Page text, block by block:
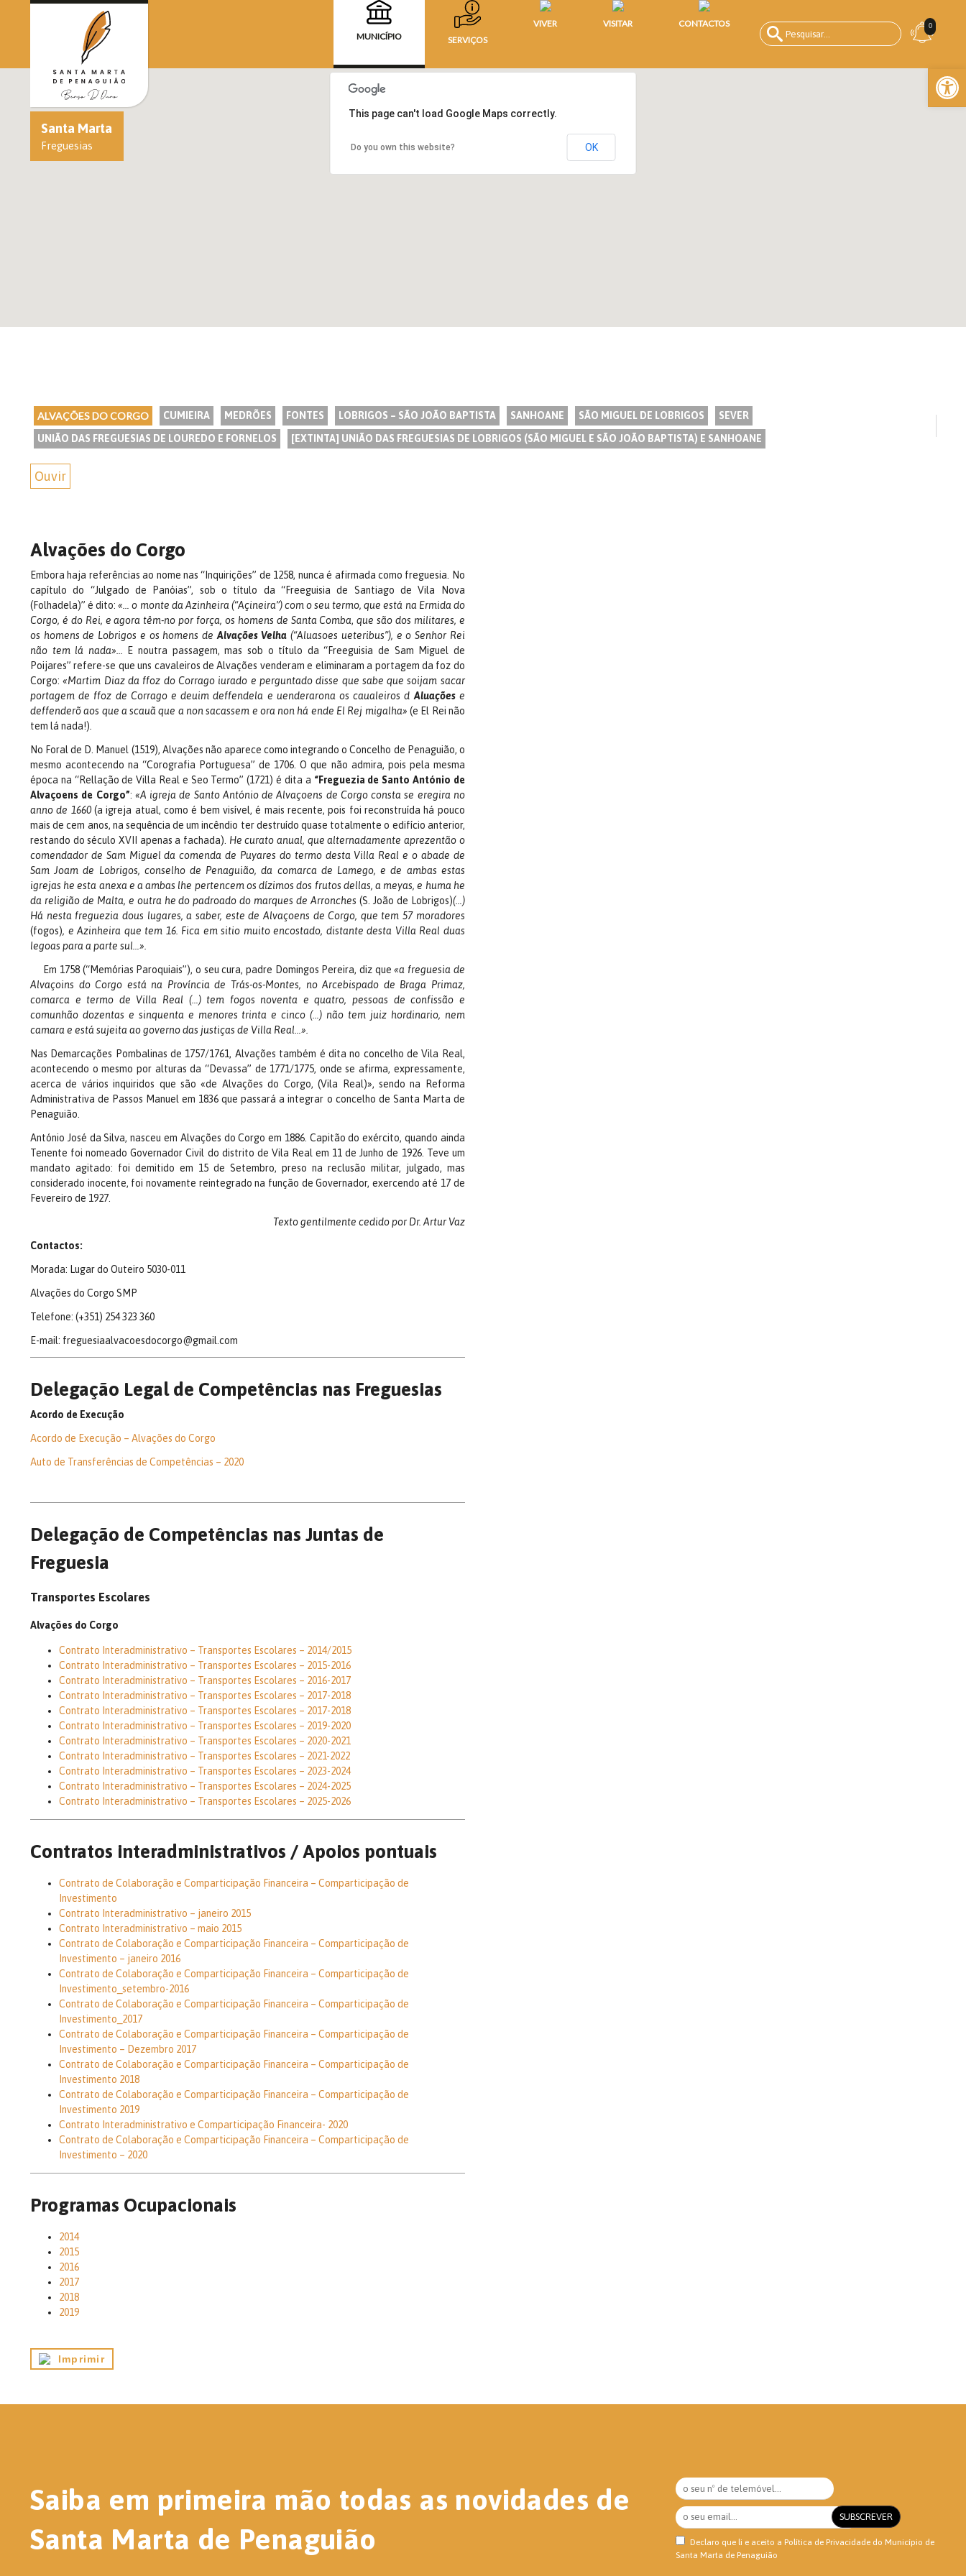
0
MUNICÍPIO SERVIÇOS
VIVER VISITAR CONTACTOS
This page can't load Google Maps correctly.
Do you own this website? OK
Santa Marta
Freguesias
ALVAÇÕES DO CORGO CUMIEIRA MEDRÕES FONTES LOBRIGOS – SÃO JOÃO BAPTISTA SANHOANE SÃO MIGUEL DE LOBRIGOS
SEVER
UNIÃO DAS FREGUESIAS DE LOUREDO E FORNELOS
[EXTINTA] UNIÃO DAS FREGUESIAS DE LOBRIGOS (SÃO MIGUEL E SÃO JOÃO BAPTISTA) E SANHOANE
Ouvir
Alvações do Corgo
Embora haja referências ao nome nas “Inquirições” de 1258, nunca é afirmada como freguesia. No
capítulo do “Julgado de Panóias”, sob o título da “Freeguisia de Santiago de Vila Nova
(Folhadela)” é dito:«… o monte da Azinheira (“Açineira”) com o seu termo, que está na Ermida do
Corgo, é do Rei, e agora têm-no por força, os homens de Santa Comba,que são dos militares, e
os homens de Lobrigos e os homens de Alvações Velha (“Aluasoes ueteribus”), e o Senhor Rei
não tem lá nada»…
E noutra passagem, mas sob o título da “Freeguisia de Sam Miguel de
Poijares” refere-se que uns cavaleiros de Alvações venderam e eliminaram a portagem da foz do
Corgo:«Martim Diaz da ffoz do Corrago iurado e perguntado disse que sabe que soijam sacar
portagem de ffoz de Corrago e deuim deffendela e uenderarona os caualeiros d Aluaçõese
deffenderõ aos que a scauã que a non sacassem e ora non há ende El Rej migalha» (e El Rei não
tem lá nada!)
No Foral de D. Manuel (1519), Alvações não aparece como integrando o Concelho de Penaguião, o
mesmo acontecendo na “Corografia Portuguesa” de 1706. O que não admira, pois pela mesma
época na “Rellação de Villa Real e Seo Termo” (1721) é dita a “Freguezia de Santo António de
Alvaçoens de Corgo”: «A igreja de Santo António de Alvaçoens de Corgo consta se eregira no
anno de 1660(a igreja atual, como é bem visível, é mais recente, pois foi reconstruída há pouco
mais de cem anos, na sequência de um incêndio ter destruído quase totalmente o edifício anterior,
restando do século XVII apenas a fachada). He curato anual, que alternadamente aprezentão o
comendador de Sam Miguel da comenda de Puyares do termo desta Villa Real e o abade de
Sam Joam de Lobrigos, conselho de Penaguião, da comarca de Lamego, e de ambas estas
igrejas he esta anexa e a ambas lhe pertencem os dízimos dos frutos dellas, a meyas, e huma he
da religião de Malta, e outra he do padroado do marques de Arronches(S. João de Lobrigos)(…)
Há nesta freguezia dous lugares, a saber, este de Alvaçoens de Corgo, que tem 57 moradores
(fogos), e Azinheira que tem 16. Fica em sitio muito encostado, distante desta Villa Real duas
legoas para a parte sul…».
Em 1758 (“Memórias Paroquiais”), o seu cura, padre Domingos Pereira, diz que«a freguesia de
Alvaçoins do Corgo está na Província de Trás-os-Montes, no Arcebispado de Braga Primaz,
comarca e termo de Villa Real (…) tem fogos noventa e quatro, pessoas de confissão e
comunhão dozentas e sinquenta e menores trinta e cinco (…) não tem juiz hordinario, nem
camara e está sujeita ao governo das justiças de Villa Real…».
Nas Demarcações Pombalinas de 1757/1761, Alvações também é dita no concelho de Vila Real,
acontecendo o mesmo por alturas da “Devassa” de 1771/1775, onde se afirma, expressamente,
acerca de vários inquiridos que são «de Alvações do Corgo, (Vila Real)», sendo na Reforma
Administrativa de Passos Manuel em 1836 que passará a integrar o concelho de Santa Marta de
Penaguião.
António José da Silva, nasceu em Alvações do Corgo em 1886. Capitão do exército, quando ainda
Tenente foi nomeado Governador Civil do distrito de Vila Real em 11 de Junho de 1926. Teve um
mandato agitado: foi demitido em 15 de Setembro, preso na reclusão militar, julgado, mas
considerado inocente, foi novamente reintegrado na função de Governador, exercendo até 17 de
Fevereiro de 1927.
Texto gentilmente cedido por Dr. Artur Vaz
Contactos:
Morada: Lugar do Outeiro 5030-011
Alvações do Corgo SMP
Telefone: (+351) 254 323 360
E-mail: freguesiaalvacoesdocorgo@gmail.com
Delegação Legal de Competências nas Freguesias
Acordo de Execução
Acordo de Execução – Alvações do Corgo
Auto de Transferências de Competências – 2020
Delegação de Competências nas Juntas de
Freguesia
Transportes Escolares
Alvações do Corgo
Contrato Interadministrativo – Transportes Escolares – 2014/2015
Contrato Interadministrativo – Transportes Escolares – 2015-2016
Contrato Interadministrativo – Transportes Escolares – 2016-2017
Contrato Interadministrativo – Transportes Escolares – 2017-2018
Contrato Interadministrativo – Transportes Escolares – 2017-2018
Contrato Interadministrativo – Transportes Escolares – 2019-2020
Contrato Interadministrativo – Transportes Escolares – 2020-2021
Contrato Interadministrativo – Transportes Escolares – 2021-2022
Contrato Interadministrativo – Transportes Escolares – 2023-2024
Contrato Interadministrativo – Transportes Escolares – 2024-2025
Contrato Interadministrativo – Transportes Escolares – 2025-2026
Contratos interadministrativos / Apoios pontuais
Contrato de Colaboração e Comparticipação Financeira – Comparticipação de
Investimento
Contrato Interadministrativo – janeiro 2015
Contrato Interadministrativo – maio 2015
Contrato de Colaboração e Comparticipação Financeira – Comparticipação de
Investimento – janeiro 2016
Contrato de Colaboração e Comparticipação Financeira – Comparticipação de
Investimento_setembro-2016
Contrato de Colaboração e Comparticipação Financeira – Comparticipação de
Investimento_2017
Contrato de Colaboração e Comparticipação Financeira – Comparticipação de
Investimento – Dezembro 2017
Contrato de Colaboração e Comparticipação Financeira – Comparticipação de
Investimento 2018
Contrato de Colaboração e Comparticipação Financeira – Comparticipação de
Investimento 2019
Contrato Interadministrativo e Comparticipação Financeira- 2020
Contrato de Colaboração e Comparticipação Financeira – Comparticipação de
Investimento – 2020
Programas Ocupacionais
2014
2015
2016
2017
2018
2019
Imprimir
Saiba em primeira mão todas as novidades de
Santa Marta de Penaguião
Declaro que li e aceito a Política de Privacidadedo Município de
Santa Marta de Penaguião